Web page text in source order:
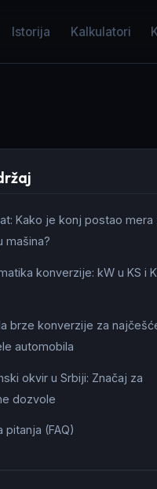
Istorija Kalkulatori
Kako je konj postao mera
mašina?
konverzije: kW u KS i
brze konverzije za
automobila
okvir u Srbiji: Značaj za
dozvole
pitanja (FAQ)